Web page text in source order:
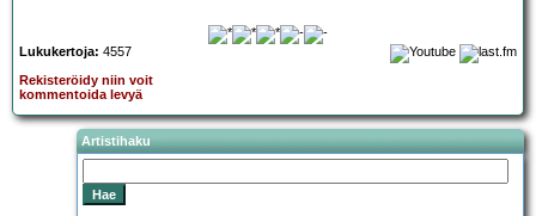
Lukukertoja: 4557
Rekisteröidy niin voit
kommentoida levyä
Artistihaku